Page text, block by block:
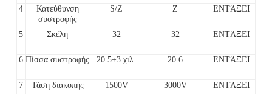
4
Κατεύθυνση
συστροφής
S/Z Ζ ΕΝΤΆΞΕΙ
5 Σκέλη 32 32 ΕΝΤΆΞΕΙ
6 Πίσσα συστροφής 20.5±3 χιλ. 20.6 ΕΝΤΆΞΕΙ
7 Τάση διακοπής 1500V 3000V ΕΝΤΆΞΕΙ